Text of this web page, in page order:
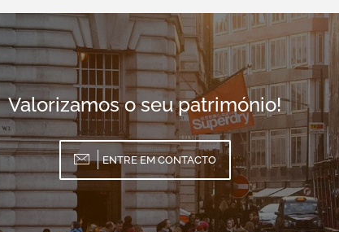
Valorizamos o seu património!
ENTRE EM CONTACTO